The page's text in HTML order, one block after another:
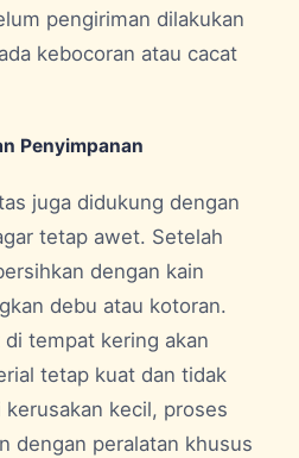
pengiriman dilakukan
kebocoran atau cacat
Penyimpanan
juga didukung dengan
tetap awet. Setelah
dengan kain
debu atau kotoran.
tempat kering akan
tetap kuat dan tidak
kecil, proses
dengan peralatan khusus